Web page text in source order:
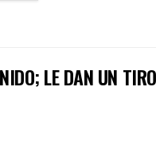
LE DAN UN